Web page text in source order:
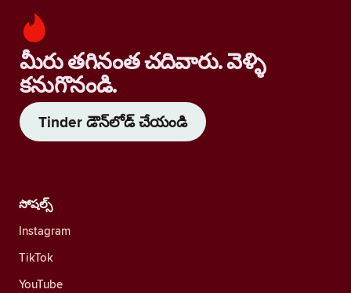
మీరు తగినంత చదివారు. వెళ్ళి
కనుగొనండి.
Tinder డౌన్‌లోడ్ చేయండి
సోషల్స్
Instagram
TikTok
YouTube